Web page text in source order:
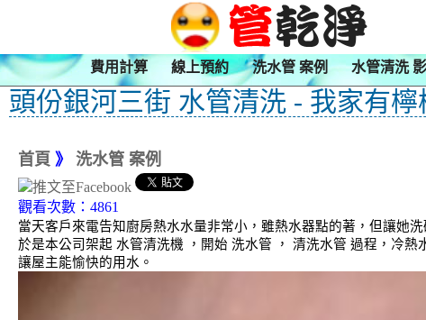
費用計算 線上預約 洗水管 案例 水管清洗
頭份銀河三街 水管清洗 - 我家有檸
首頁 》 洗水管 案例
觀看次數：4861
當天客戶來電告知廚房熱水水量非常小，雖熱水器點的著，但讓她
於是本公司架起 水管清洗機 ，開始 洗水管 ， 清洗水管 過程，冷
讓屋主能愉快的用水。